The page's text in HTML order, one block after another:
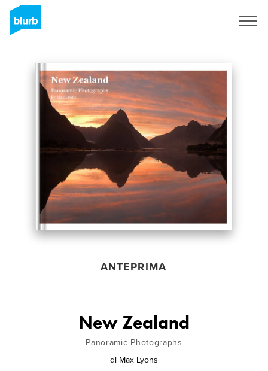
ANTEPRIMA
New Zealand
Panoramic Photographs
di Max Lyons